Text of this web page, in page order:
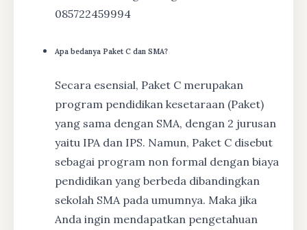
085722459994
Apa bedanya Paket C dan SMA?
Secara esensial, Paket C merupakan
program pendidikan kesetaraan (Paket)
yang sama dengan SMA, dengan 2 jurusan
yaitu IPA dan IPS. Namun, Paket C disebut
sebagai program non formal dengan biaya
pendidikan yang berbeda dibandingkan
sekolah SMA pada umumnya. Maka jika
Anda ingin mendapatkan pengetahuan